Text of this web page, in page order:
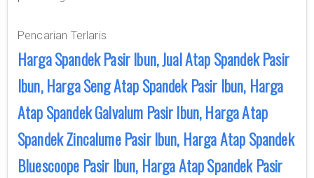
Pencarian Terlaris
Harga Spandek Pasir Ibun, Jual Atap Spandek Pasir
Ibun, Harga Seng Atap Spandek Pasir Ibun, Harga
Atap Spandek Galvalum Pasir Ibun, Harga Atap
Spandek Zincalume Pasir Ibun, Harga Atap Spandek
Bluescoope Pasir Ibun, Harga Atap Spandek Pasir